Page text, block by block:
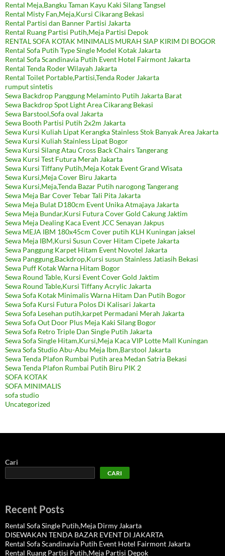
Rental Meja,Bangku Taman Kayu Kaki Silang Tangsel
Rental Misty Fan,Meja,Kursi Cikarang Bekasi
Rental Partisi dan Banner Partisi Jakarta
Rental Ruang Partisi Putih,Meja Partisi Depok
RENTAL SOFA KOTAK MINIMALIS MURAH SIAP KIRIM DI BOGOR
Rental Sofa Putih Type Single Model Kotak Jakarta
Rental Sofa Scandinavia Putih Event Hotel Fairmont Jakarta
Rental Tenda Roder Wilayah Jakarta
Rental Toilet Portable,Partisi,Tenda Roder Jakarta
rumput sintetis
Sewa Backdrop Panggung Melaminto Putih Jakarta Barat
Sewa Backdrop Spot Light Area Cikarang Bekasi
Sewa Barstool,Sofa oval Jakarta
Sewa Booth Partisi Putih 2x2m Jakarta
Sewa Kursi Kuliah Lipat Kerangka Stainless Stok Banyak Area Jakarta
Sewa Kursi Kuliah Stainless Lipat Bogor
Sewa Kursi Silang Atau Cross Back Chairs Tangerang
Sewa Kursi Test Futura Merah Jakarta
Sewa Kursi Tiffany Putih,Meja Kotak Event Grand Wisata
Sewa Kursi,Meja Cover Biru Jakarta
Sewa Kursi,Meja,Tenda Bazar Putih narogong Tangerang
Sewa Meja Bar Cover Tebar Tali Pita Jakarta
Sewa Meja Bulat D180cm Event Unika Atmajaya Jakarta
Sewa Meja Bundar,Kursi Futura Cover Gold Cakung Jaktim
Sewa Meja Dealing Kaca Event JCC Senayan Jakpus
Sewa MEJA IBM 180x45cm Cover putih KLH Kuningan jaksel
Sewa Meja IBM,Kursi Susun Cover Hitam Cipete Jakarta
Sewa Panggung Karpet Hitam Event Novotel Jakarta
Sewa Panggung,Backdrop,Kursi susun Stainless Jatiasih Bekasi
Sewa Puff Kotak Warna Hitam Bogor
Sewa Round Table, Kursi Event Cover Gold Jaktim
Sewa Round Table,Kursi Tiffany Acrylic Jakarta
Sewa Sofa Kotak Minimalis Warna Hitam Dan Putih Bogor
Sewa Sofa Kursi Futura Polos Di Kalisari Jakarta
Sewa Sofa Lesehan putih,karpet Permadani Merah Jakarta
Sewa Sofa Out Door Plus Meja Kaki Silang Bogor
Sewa Sofa Retro Triple Dan Single Putih Jakarta
Sewa Sofa Single Hitam,Kursi,Meja Kaca VIP Lotte Mall Kuningan
Sewa Sofa Studio Abu-Abu Meja Ibm,Barstool Jakarta
Sewa Tenda Plafon Rumbai Putih area Medan Satria Bekasi
Sewa Tenda Plafon Rumbai Putih Biru PIK 2
SOFA KOTAK
SOFA MINIMALIS
sofa studio
Uncategorized
Cari
CARI
Recent Posts
Rental Sofa Single Putih,Meja Dirmy Jakarta
DISEWAKAN TENDA BAZAR EVENT DI JAKARTA
Rental Sofa Scandinavia Putih Event Hotel Fairmont Jakarta
Rental Ruang Partisi Putih,Meja Partisi Depok